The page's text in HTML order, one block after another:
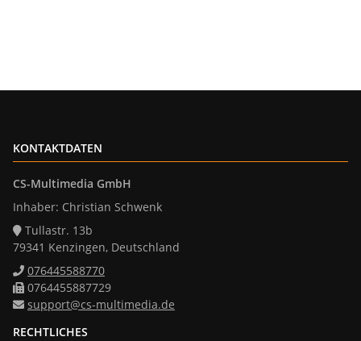
KONTAKTDATEN
CS-Multimedia GmbH
Inhaber: Christian Schwenk
Tullastr. 13b
79341 Kenzingen, Deutschland
076445588770
0764455887729
support@cs-multimedia.de
RECHTLICHES